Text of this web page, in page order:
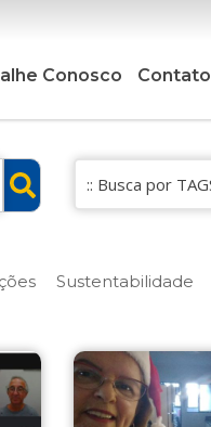
Conosco Contato
Sustentabilidade